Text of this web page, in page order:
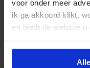
voor onder meer
ik ga akkoord klikt,
en biedt de website u
intrekken.